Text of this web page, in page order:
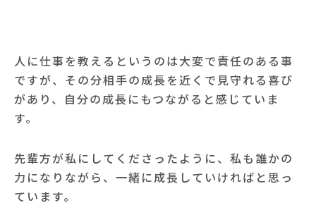
人に仕事を教えるというのは大変で責任のある事
ですが、その分相手の成長を近くで見守れる喜び
があり、自分の成長にもつながると感じていま
す。
先輩方が私にしてくださったように、私も誰かの
力になりながら、一緒に成長していければと思っ
ています。